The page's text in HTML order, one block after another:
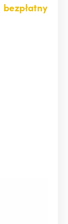
bezpłatny